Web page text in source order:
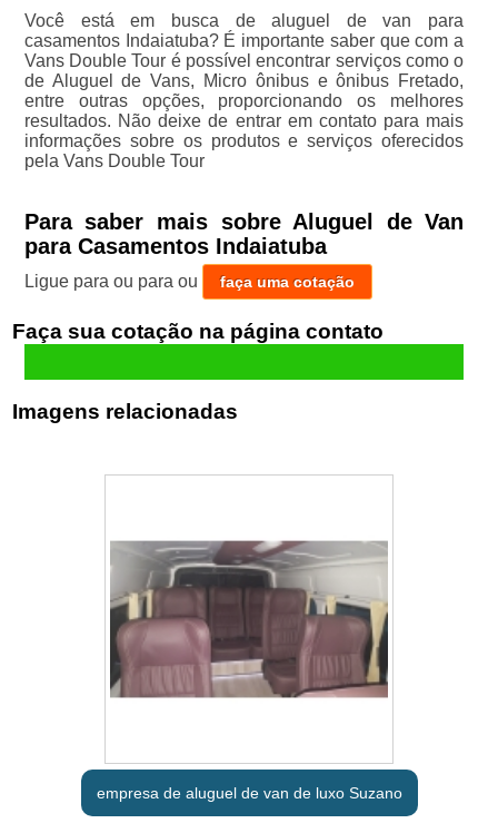
Você está em busca de aluguel de van para
casamentos Indaiatuba? É importante saber que com a
Vans Double Tour é possível encontrar serviços como o
de Aluguel de Vans, Micro ônibus e ônibus Fretado,
entre outras opções, proporcionando os melhores
resultados. Não deixe de entrar em contato para mais
informações sobre os produtos e serviços oferecidos
pela Vans Double Tour
Para saber mais sobre Aluguel de Van
para Casamentos Indaiatuba
Ligue para ou para ou faça uma cotação
Faça sua cotação
Imagens relacionadas
empresa de aluguel de van de luxo Suzano